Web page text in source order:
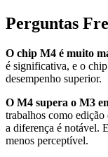
Perguntas
O chip M4 é muito
é significativa, e o
desempenho superior.
O M4 supera o M3
trabalhos como
a diferença é notável.
menos perceptível.